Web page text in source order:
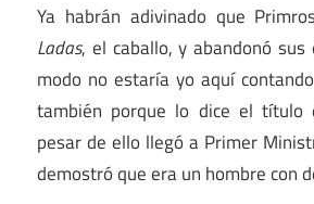
Ya habrán adivinado que
Ladas, el caballo, y abandonó
modo no estaría yo aquí
también porque lo dice el título
pesar de ello llegó a Primer
demostró que era un hombre con